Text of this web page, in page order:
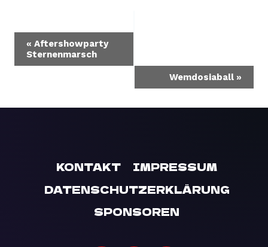
VERANSTALTUNG-
NAVIGATION
« Aftershowparty
Sternenmarsch
Wemdosiaball »
KONTAKT
IMPRESSUM
DATENSCHUTZERKLÄRUNG
SPONSOREN